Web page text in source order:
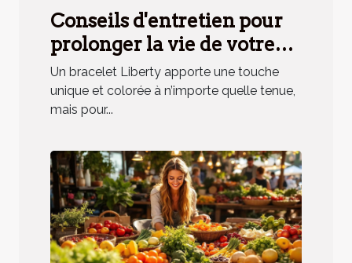
Conseils d'entretien pour
prolonger la vie de votre
bracelet Liberty
Un bracelet Liberty apporte une touche
unique et colorée à n’importe quelle tenue,
mais pour...